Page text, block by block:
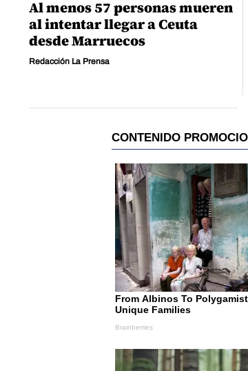
Al menos 57 personas mueren
al intentar llegar a Ceuta
desde Marruecos
Redacción La Prensa